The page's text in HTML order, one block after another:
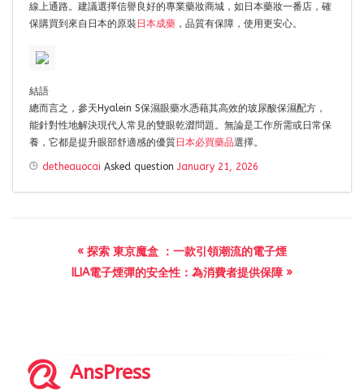
線上通路。建議選擇信譽良好的專業藥妝商城，如日本藥妝一番店，確
保購買到來自日本的原裝日本成藥 ，品質有保障，使用更安心。
結語
總而言之，參天Hyalein S保濕眼藥水憑藉其高效的玻尿酸保濕配方，
能針對性地解決現代人常見的雙眼乾澀問題。無論是工作所需或日常保
養，它都是提升眼部舒適感的優質日本必買藥品選擇。
detheauocai Asked question January 21, 2026
« 探索 東京魔盒 ：一款引領潮流的電子煙
ILIA電子煙彈的安全性：為消費者提供保障 »
AnsPress